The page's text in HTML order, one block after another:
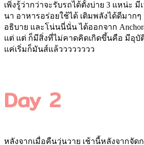
เพิ่งรู้ว่ากว่าจะรับรถได้ตั้งบ่าย 3 แหน่ะ
นา อาหารอร่อยใช้ได้ เติมพลังได้ดีมากๆ
อธิบาย และโน่นนี่นั่น ได้ออกจาก
แต่ แต่ ก็มีสิ่งที่ไม่คาดคิดเกิดขึ้นคือ มีอุบั
แค่เริ่มก็มันส์แล้วววววววว
Day 2
หลังจากเมื่อคืนวุ่นวาย เช้านี้หลังจากจัดก